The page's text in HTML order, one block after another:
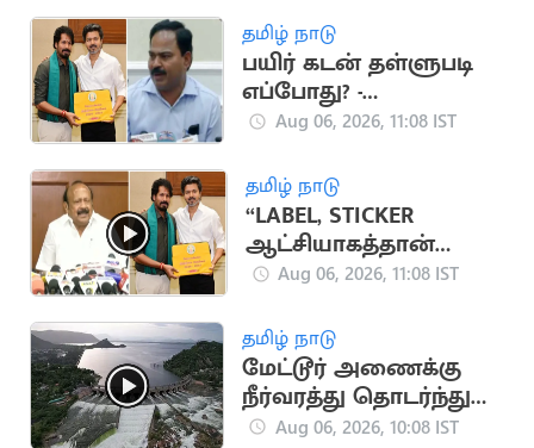
தமிழ் நாடு
பயிர் கடன் தள்ளுபடி
எப்போது? -
வேளாண்துறை
Aug 06, 2026, 11:08 IST
தமிழ் நாடு
“LABEL, STICKER
ஆட்சியாகத்தான்
இதைப் பார்க்கிறேன்” -
ல்வம்
Aug 06, 2026, 11:08 IST
தமிழ் நாடு
மேட்டூர் அணைக்கு
நீர்வரத்து தொடர்ந்து
அதிகரிப்பு
Aug 06, 2026, 10:08 IST